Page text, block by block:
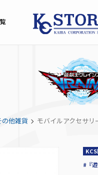
の他雑貨 モバイルアクセサ
#『